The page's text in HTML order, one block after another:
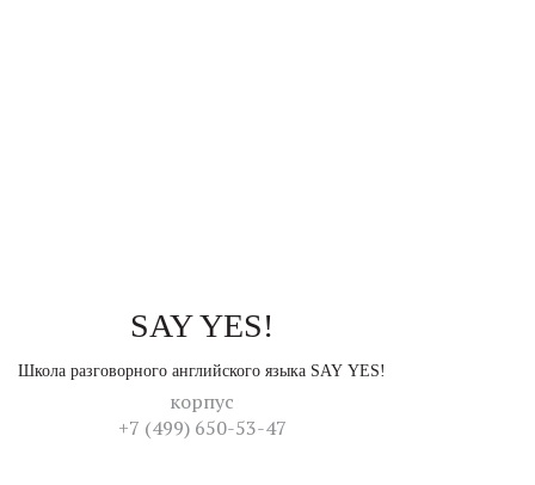
SAY YES!
Школа разговорного английского языка SAY YES!
корпус
+7 (499) 650-53-47